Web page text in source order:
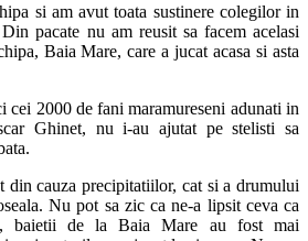
si am avut toata sustinere colegilor in
pacate nu am reusit sa facem acelasi
Baia Mare, care a jucat acasa si asta
cei 2000 de fani maramureseni adunati in
Ghinet, nu i-au ajutat pe stelisti sa
din cauza precipitatiilor, cat si a drumului
Nu pot sa zic ca ne-a lipsit ceva ca
baietii de la Baia Mare au fost mai